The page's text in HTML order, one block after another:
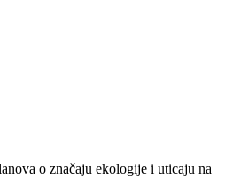
o značaju ekologije i uticaju na